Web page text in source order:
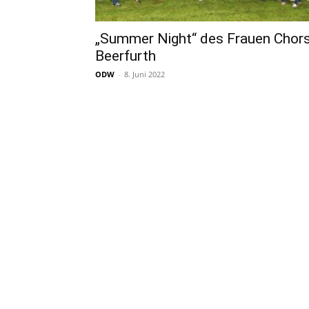
„Summer Night“ des Frauen
Beerfurth
ODW - 8. Juni 2022